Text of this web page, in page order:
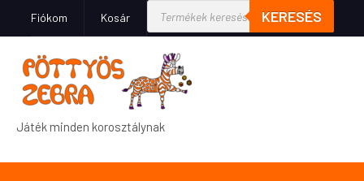
Fiókom Kosár KERESÉS
Játék minden korosztálynak